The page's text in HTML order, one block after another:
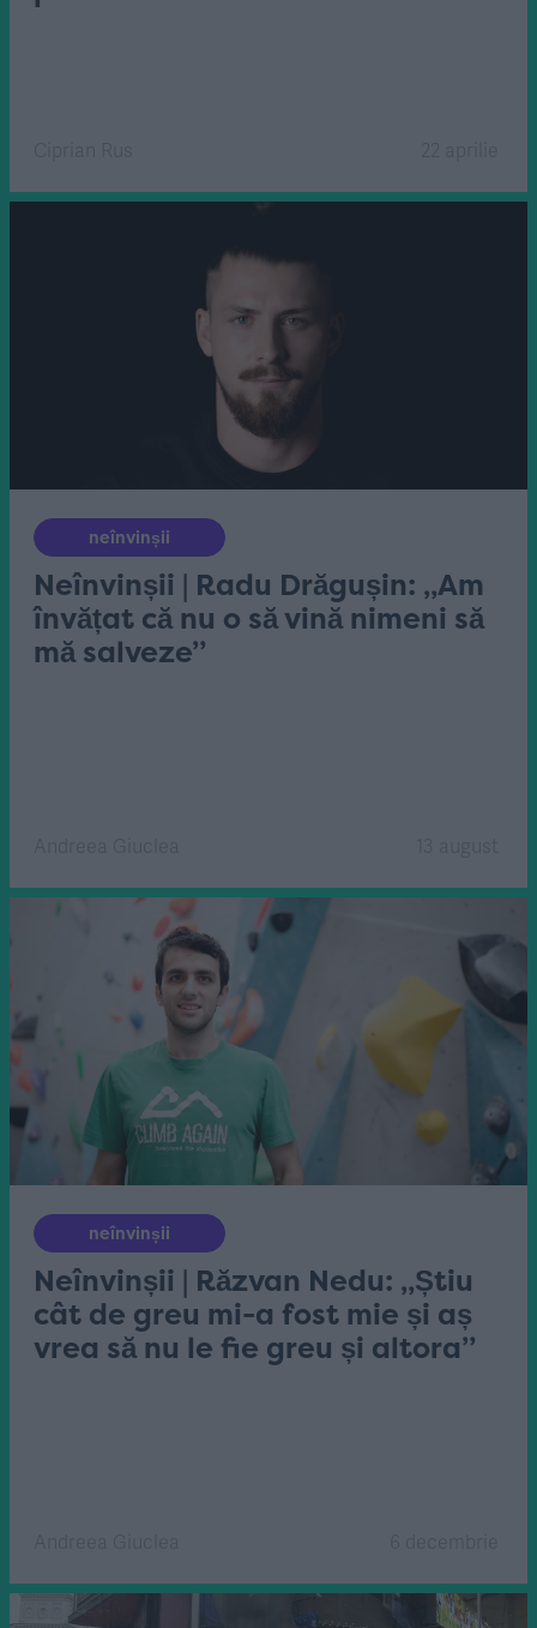
neînvinșii
Neînvinșii | Radu Drăgușin: „Am
învățat că nu o să vină nimeni să
mă salveze”
neînvinșii
Neînvinșii | Răzvan Nedu: „Știu
cât de greu mi-a fost mie și aș
vrea să nu le fie greu și altora”